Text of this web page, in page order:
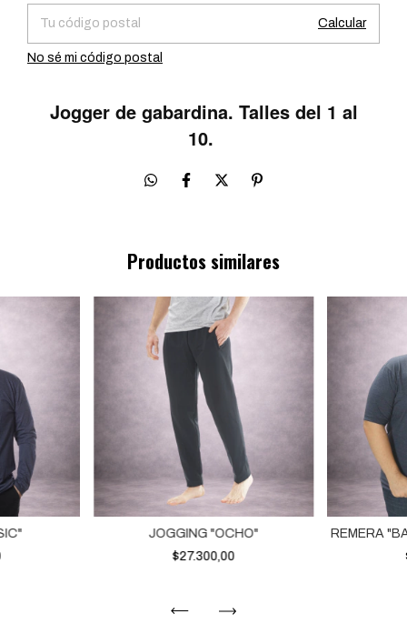
Calcular
No sé mi código postal
Jogger de gabardina. Talles del 1 al
10.
Productos similares
JOGGING "OCHO"
$27.300,00
REMERA